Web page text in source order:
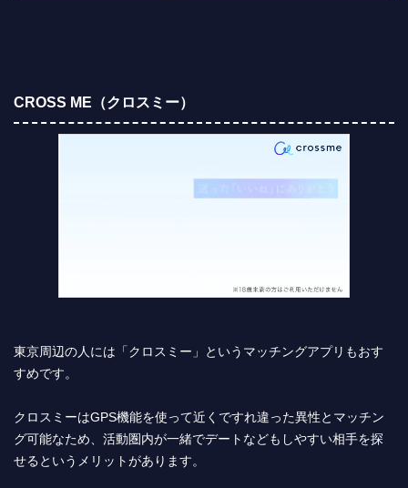
CROSS ME（クロスミー）
東京周辺の人には「クロスミー」というマッチングアプリもおす
すめです。
クロスミーはGPS機能を使って近くですれ違った異性とマッチン
グ可能なため、活動圏内が一緒でデートなどもしやすい相手を探
せるというメリットがあります。